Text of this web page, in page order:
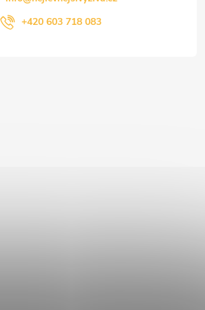
+420 603 718 083